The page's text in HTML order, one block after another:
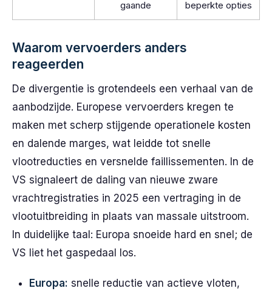
gaande
beperkte opties
Waarom vervoerders anders
reageerden
De divergentie is grotendeels een verhaal van de
aanbodzijde. Europese vervoerders kregen te
maken met scherp stijgende operationele kosten
en dalende marges, wat leidde tot snelle
vlootreducties en versnelde faillissementen. In de
VS signaleert de daling van nieuwe zware
vrachtregistraties in 2025 een vertraging in de
vlootuitbreiding in plaats van massale uitstroom.
In duidelijke taal: Europa snoeide hard en snel; de
VS liet het gaspedaal los.
Europa: snelle reductie van actieve vloten,